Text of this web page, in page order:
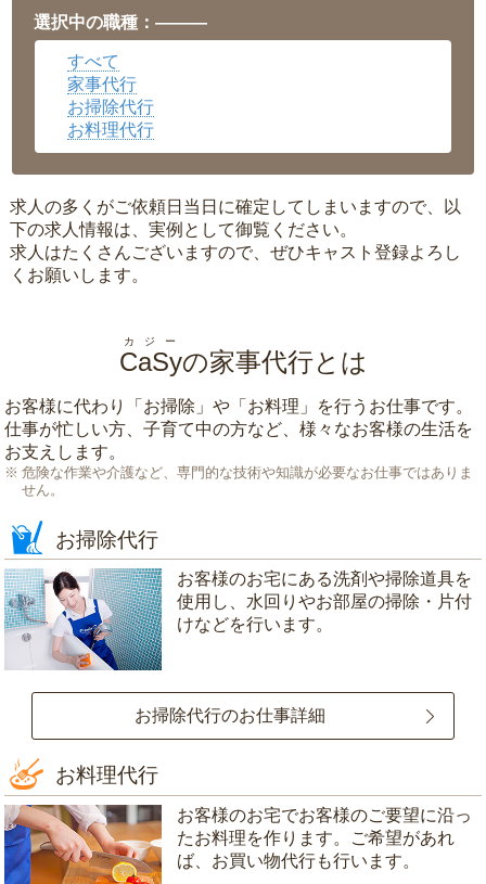
岡山県▼
広島県▼
沖縄県
選択中の職種：———
すべて
家事代行
お掃除代行
お料理代行
求人の多くがご依頼日当日に確定してしまいますので、以
下の求人情報は、実例として御覧ください。
求人はたくさんございますので、ぜひキャスト登録よろし
くお願いします。
CaSy
カジー
の家事代行とは
お客様に代わり「 お掃除 」や「 お料理 」を行うお仕事です。
仕事が忙しい方、子育て中の方など、様々なお客様の生活を
お支えします。
危険な作業や介護など、専門的な技術や知識が必要なお仕事ではありま
せん。
お掃除代行
お客様のお宅にある洗剤や掃除道具を
使用し、水回りやお部屋の掃除・片付
けなどを行います。
お掃除代行のお仕事詳細
お料理代行
お客様のお宅でお客様のご要望に沿っ
たお料理を作ります。ご希望があれ
ば、お買い物代行も行います。